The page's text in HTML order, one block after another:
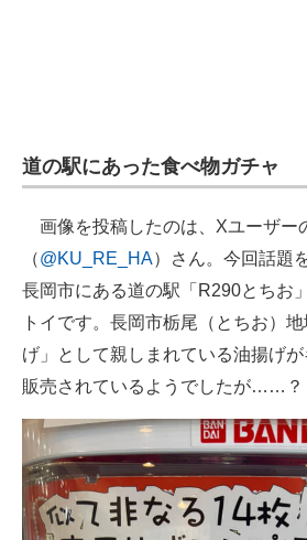
道の駅にあった食べ物ガチャ
画像を投稿したのは、Xユーザー
（@KU_RE_HA）さん。今回話題
長岡市にある道の駅「R290とちお
トイです。長岡市栃尾（とちお）
げ」として親しまれている油揚げ
販売されているようでしたが……？